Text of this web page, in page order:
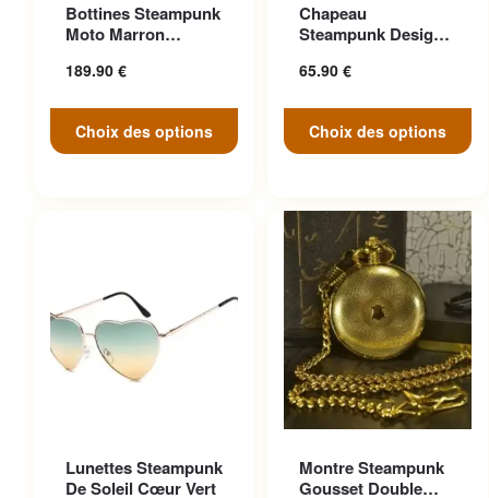
Bottines Steampunk
Moto Marron
189.90 €
Choix des options
variations. Les options
page du produit
Chapeau
Steampunk Design
65.90 €
Choix des options
variations. Les options
peuvent être choisies sur la
page du produit
Lunettes Steampunk
De Soleil Cœur Vert
variations. Les options
Montre Steampunk
Gousset Double